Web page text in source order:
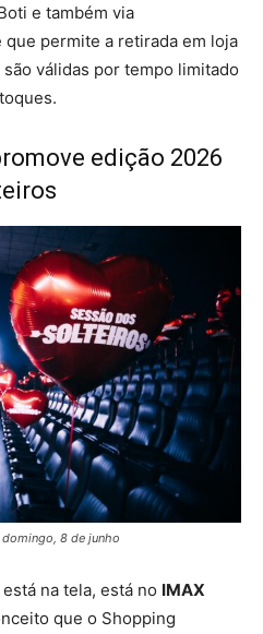
e também via
permite a retirada em loja
válidas por tempo limitado
edição 2026
8 de junho
na tela, está no IMAX
que o Shopping